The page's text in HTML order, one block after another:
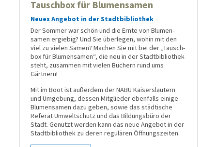
Tauschbox für Blumensamen
Neues Angebot in der Stadtbibliothek
Der Sommer war schön und die Ernte von Blumen­
samen er­gie­big? Und Sie überlegen, wohin mit den
viel zu vielen Samen? Machen Sie mit bei der „Tausch­
box für Blumen­samen“, die neu in der Stadt­biblio­thek
steht, zusam­men mit vielen Büchern rund ums
Gärtnern!
Mit im Boot ist außerdem der NABU Kaisers­lautern
und Umge­bung, dessen Mit­glieder eben­falls einige
Blumen­samen dazu geben, sowie das städtische
Referat Um­welt­schutz und das Bil­dungs­büro der
Stadt. Genutzt werden kann das neue Angebot in der
Stadt­biblio­thek zu deren regulären Öffnungs­zeiten.